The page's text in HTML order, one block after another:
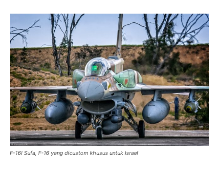
F-16I Sufa, F-16 yang dicustom khusus untuk Israel